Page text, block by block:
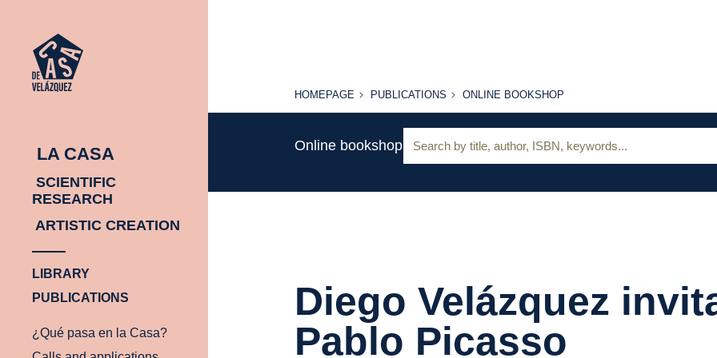
LA CASA
SCIENTIFIC
RESEARCH
ARTISTIC CREATION
LIBRARY
PUBLICATIONS
¿Qué pasa en la Casa?
HOMEPAGE
HOMEPAGE PUBLICATIONS
PUBLICATIONS
ONLINE
ONLINE BOOKSHOP
Online bookshop
Diego Velázquez
Pablo Picasso